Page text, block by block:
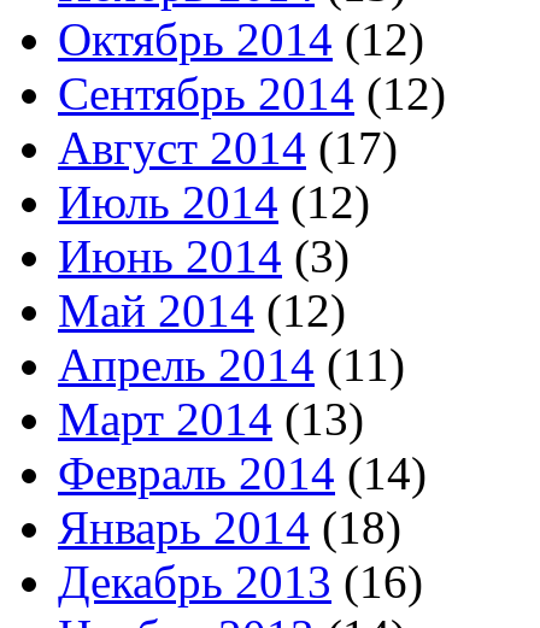
Октябрь 2014 (12)
Сентябрь 2014 (12)
Август 2014 (17)
Июль 2014 (12)
Июнь 2014 (3)
Май 2014 (12)
Апрель 2014 (11)
Март 2014 (13)
Февраль 2014 (14)
Январь 2014 (18)
Декабрь 2013 (16)